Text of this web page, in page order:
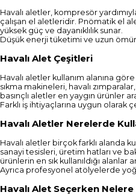
Havalı aletler, kompresör
çalışan el aletleridir. Pnömatik el
yüksek güç ve dayanıklılık sunar.
Düşük enerji tüketimi ve uzun
Havalı Alet Çeşitleri
Havalı aletler kullanım alanına
sıkma makineleri, havalı
basınçlı aletler en yaygın ürünler
Farklı iş ihtiyaçlarına uygun
Havalı Aletler Nerelerde
Havalı aletler birçok farklı alanda
sanayi tesisleri, üretim hatları ve
ürünlerin en sık kullanıldığı alanlar
Ayrıca profesyonel atölyelerde
Havalı Alet Seçerken